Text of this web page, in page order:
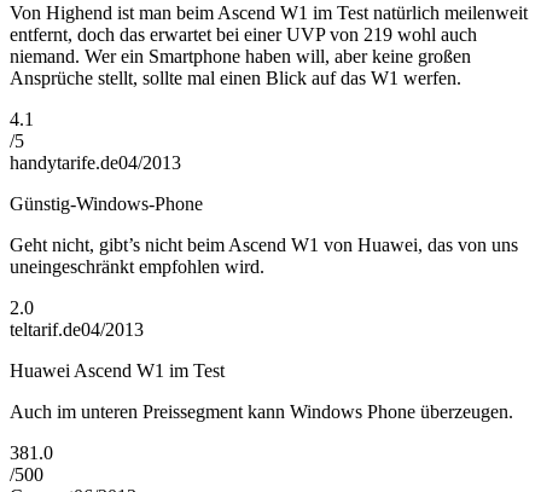
Von Highend ist man beim Ascend W1 im Test natürlich meilenweit
entfernt, doch das erwartet bei einer UVP von 219 wohl auch
niemand. Wer ein Smartphone haben will, aber keine großen
Ansprüche stellt, sollte mal einen Blick auf das W1 werfen.
4.1
/5
handytarife.de04/2013
Günstig-Windows-Phone
Geht nicht, gibt’s nicht beim Ascend W1 von Huawei, das von uns
uneingeschränkt empfohlen wird.
2.0
teltarif.de04/2013
Huawei Ascend W1 im Test
Auch im unteren Preissegment kann Windows Phone überzeugen.
381.0
/500